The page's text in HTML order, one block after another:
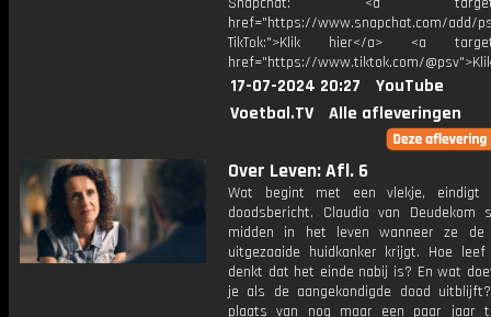
href="https://www.snapchat.com/add/
TikTok:">Klik hier</a> <a
href="https://www.tiktok.com/
17-07-2024 20:27
YouTube
Voetbal.TV
Alle afleveringen
Over Leven: Afl. 6
Wat begint met een vlekje, eindigt
doodsbericht. Claudia van Deudekom
midden in het leven wanneer ze de
uitgezaaide huidkanker krijgt. Hoe
denkt dat het einde nabij is? En wat
je als de aangekondigde dood
plaats van nog maar een paar jaar